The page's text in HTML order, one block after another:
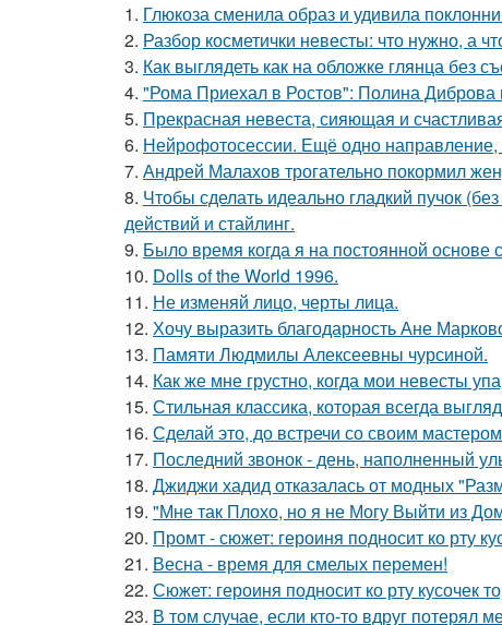
1. Глюкоза сменила образ и удивила
2. Разбор косметички невесты: что нужно, а
3. Как выглядеть как на обложке глянца без
4. "Рома Приехал в Ростов": Полина Диброва
5. Прекрасная невеста, сияющая и
6. Нейрофотосессии. Ещё одно направление,
7. Андрей Малахов трогательно покормил
8. Чтобы сделать идеально гладкий пучок
действий и стайлинг.
9. Было время когда я на постоянной основе
10. Dolls of the World 1996.
11. Не изменяй лицо, черты лица.
12. Хочу выразить благодарность Ане
13. Памяти Людмилы Алексеевны чурсиной.
14. Как же мне грустно, когда мои невесты
15. Стильная классика, которая всегда
16. Сделай это, до встречи со своим
17. Последний звонок - день, наполненный
18. Джиджи хадид отказалась от модных
19. "Мне так Плохо, но я не Могу Выйти из
20. Промт - сюжет: героиня подносит ко рту
21. Весна - время для смелых перемен!
22. Сюжет: героиня подносит ко рту
23. В том случае, если кто-то вдруг потерял